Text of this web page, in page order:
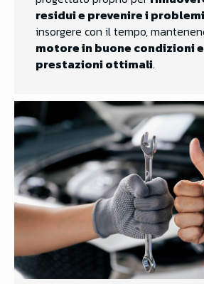
residui e prevenire i problemi
insorgere con il tempo,
motore in buone condizioni
prestazioni ottimali.